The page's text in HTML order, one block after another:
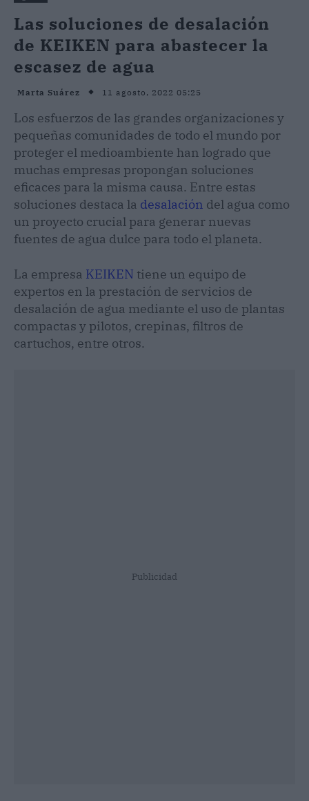
Las soluciones de desalación
de KEIKEN para abastecer la
escasez de agua
Marta Suárez 11 agosto, 2022 05:25
Los esfuerzos de las grandes organizaciones y
pequeñas comunidades de todo el mundo por
proteger el medioambiente han logrado que
muchas empresas propongan soluciones
eficaces para la misma causa. Entre estas
soluciones destaca la desalación del agua como
un proyecto crucial para generar nuevas
fuentes de agua dulce para todo el planeta.
La empresa KEIKEN tiene un equipo de
expertos en la prestación de servicios de
desalación de agua mediante el uso de plantas
compactas y pilotos, crepinas, filtros de
cartuchos, entre otros.
Publicidad